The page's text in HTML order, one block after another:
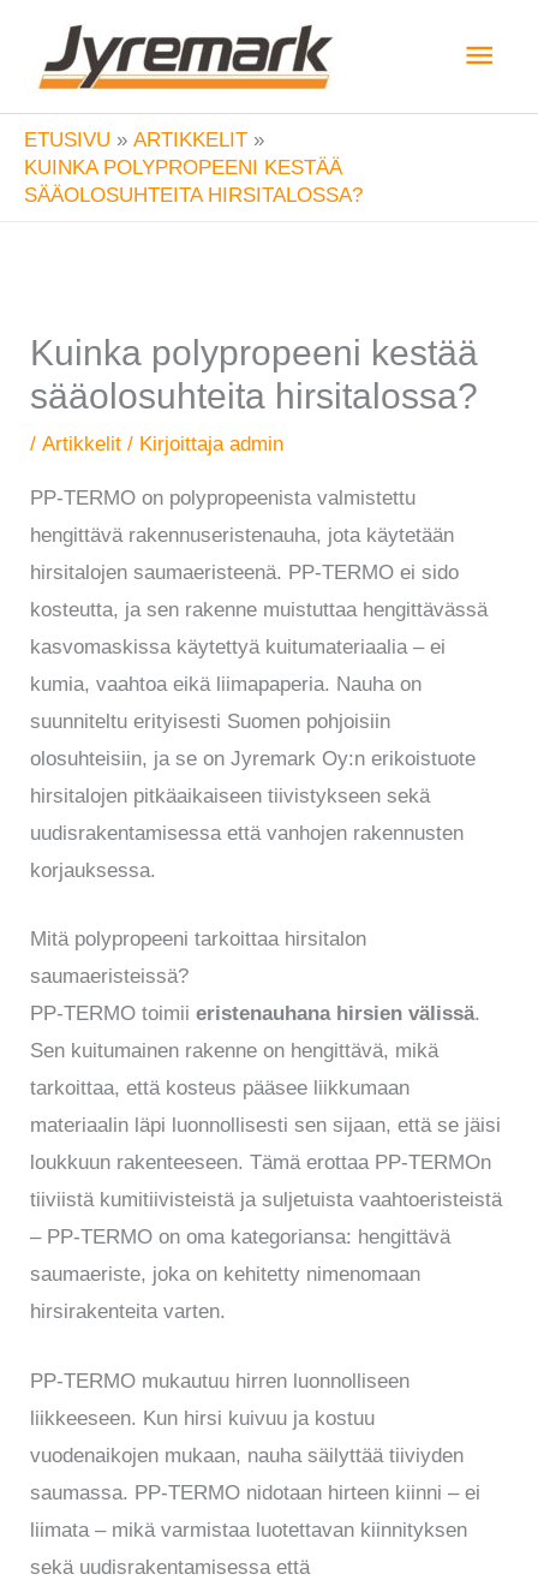
sisältöön
ETUSIVU
ARTIKKELIT
KUINKA POLYPROPEENI KESTÄÄ
SÄÄOLOSUHTEITA HIRSITALOSSA?
Kuinka polypropeeni kestää
sääolosuhteita hirsitalossa?
/Artikkelit / Kirjoittajaadmin
PP-TERMO on polypropeenista valmistettu
hengittävä rakennuseristenauha, jota käytetään
hirsitalojen saumaeristeenä. PP-TERMO ei sido
kosteutta, ja sen rakenne muistuttaa hengittävässä
kasvomaskissa käytettyä kuitumateriaalia – ei
kumia, vaahtoa eikä liimapaperia. Nauha on
suunniteltu erityisesti Suomen pohjoisiin
olosuhteisiin, ja se on Jyremark Oy:n erikoistuote
hirsitalojen pitkäaikaiseen tiivistykseen sekä
uudisrakentamisessa että vanhojen rakennusten
korjauksessa.
Mitä polypropeeni tarkoittaa hirsitalon
saumaeristeissä?
PP-TERMO toimiieristenauhana hirsien välissä.
Sen kuitumainen rakenne on hengittävä, mikä
tarkoittaa, että kosteus pääsee liikkumaan
materiaalin läpi luonnollisesti sen sijaan, että se jäisi
loukkuun rakenteeseen. Tämä erottaa PP-TERMOn
tiiviistä kumitiivisteistä ja suljetuista vaahtoeristeistä
– PP-TERMO on oma kategoriansa: hengittävä
saumaeriste, joka on kehitetty nimenomaan
hirsirakenteita varten.
PP-TERMO mukautuu hirren luonnolliseen
liikkeeseen. Kun hirsi kuivuu ja kostuu
vuodenaikojen mukaan, nauha säilyttää tiiviyden
saumassa. PP-TERMO nidotaan hirteen kiinni – ei
liimata – mikä varmistaa luotettavan kiinnityksen
sekä uudisrakentamisessa että